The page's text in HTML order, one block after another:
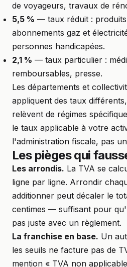
de voyageurs, travaux de
5,5 % — taux réduit :
abonnements gaz et
personnes handicapées.
2,1 % — taux particulier :
remboursables, presse.
Les départements et
appliquent des taux
relèvent de régimes
le taux applicable à votre
l'administration fiscale, pas
Les pièges qui
Les arrondis. La TVA se
ligne par ligne. Arrondir
additionner peut décaler le
centimes — suffisant pour
pas juste avec un règlement.
La franchise en base. Un
les seuils ne facture pas de
mention « TVA non